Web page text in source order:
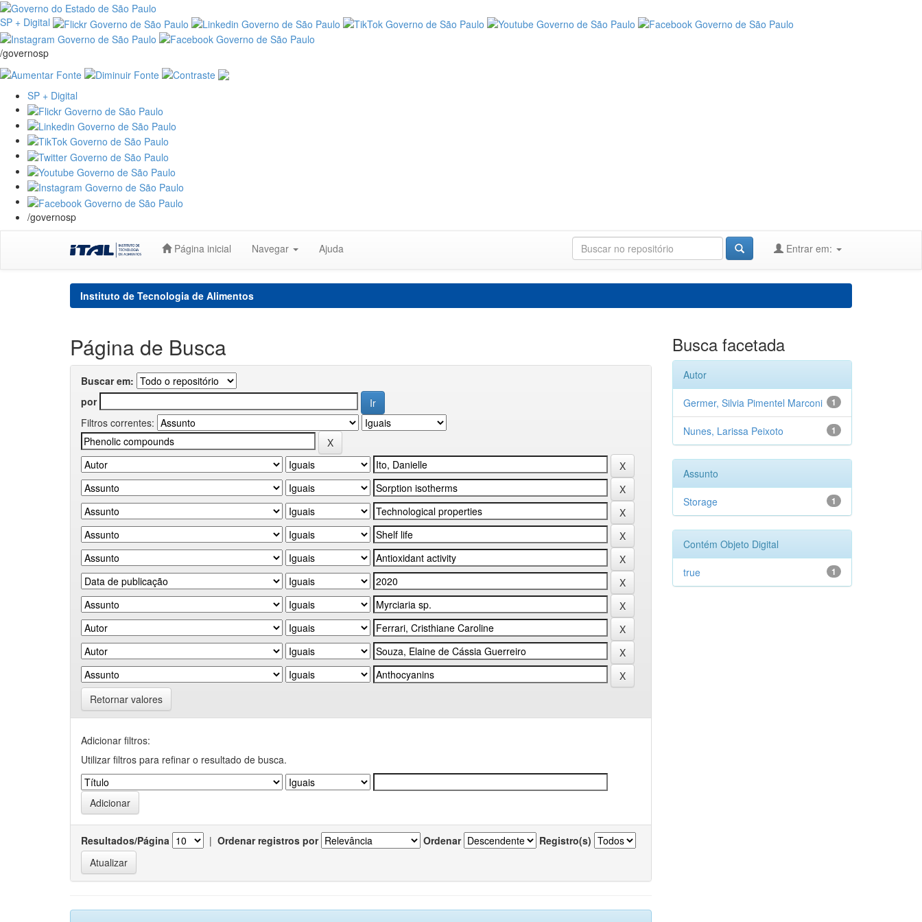
SP + Digital
/governosp
SP + Digital
/governosp
Página inicial Navegar Ajuda Entrar em:
Instituto de Tecnologia de Alimentos
Página de Busca
Buscar em:
por
Filtros correntes:
Retornar valores
Adicionar filtros:
Utilizar filtros para refinar o resultado de busca.
Resultados/Página | Ordenar registros por Ordenar Registro(s)
Busca facetada
Autor
1
Germer, Silvia Pimentel Marconi
1
Nunes, Larissa Peixoto
Assunto
1
Storage
Contém Objeto Digital
1
true